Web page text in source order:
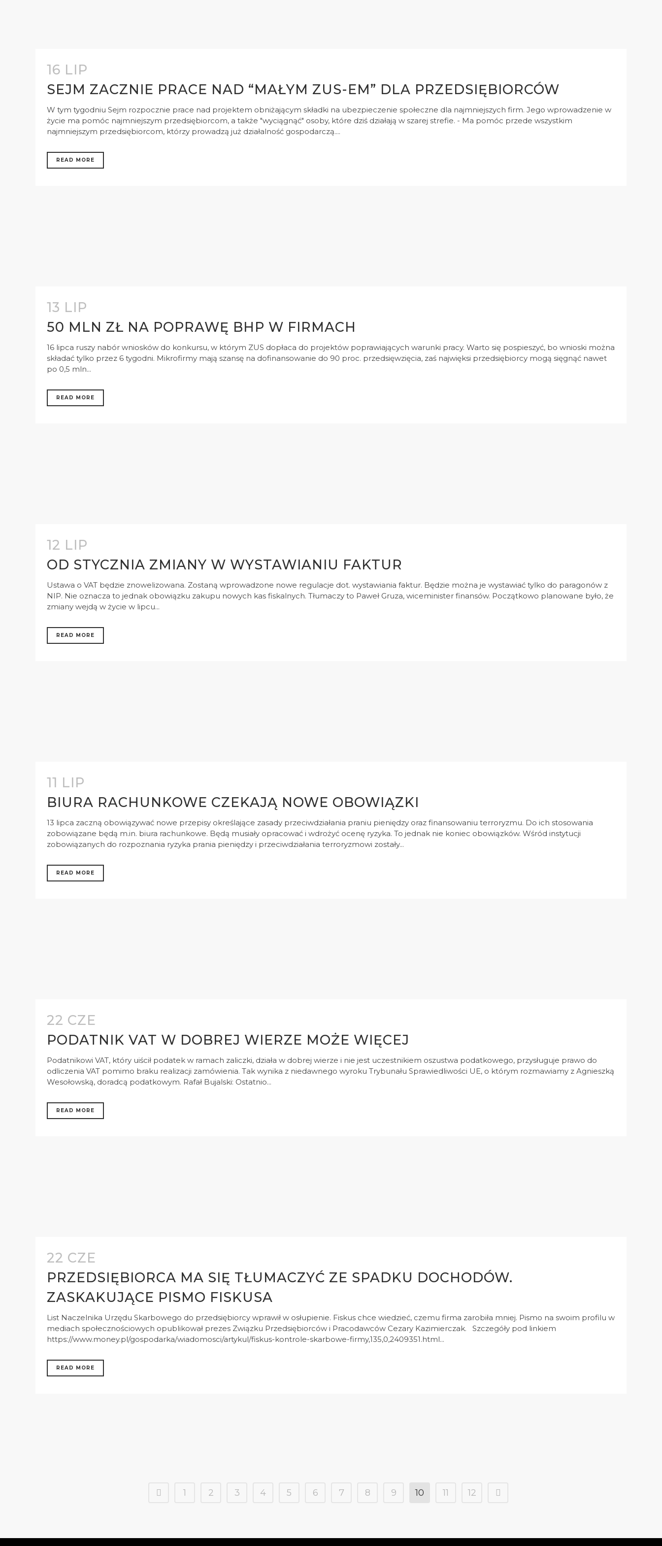
16 LIP
SEJM ZACZNIE PRACE NAD “MAŁYM ZUS-EM” DLA PRZEDSIĘBIORCÓW
W tym tygodniu Sejm rozpocznie prace nad projektem obniżającym składki na ubezpieczenie społeczne dla najmniejszych firm. Jego wprowadzenie w
życie ma pomóc najmniejszym przedsiębiorcom, a także "wyciągnąć" osoby, które dziś działają w szarej strefie. - Ma pomóc przede wszystkim
najmniejszym przedsiębiorcom, którzy prowadzą już działalność gospodarczą....
READ MORE
13 LIP
50 MLN ZŁ NA POPRAWĘ BHP W FIRMACH
16 lipca ruszy nabór wniosków do konkursu, w którym ZUS dopłaca do projektów poprawiających warunki pracy. Warto się pospieszyć, bo wnioski można
składać tylko przez 6 tygodni. Mikrofirmy mają szansę na dofinansowanie do 90 proc. przedsięwzięcia, zaś najwięksi przedsiębiorcy mogą sięgnąć nawet
po 0,5 mln...
READ MORE
12 LIP
OD STYCZNIA ZMIANY W WYSTAWIANIU FAKTUR
Ustawa o VAT będzie znowelizowana. Zostaną wprowadzone nowe regulacje dot. wystawiania faktur. Będzie można je wystawiać tylko do paragonów z
NIP. Nie oznacza to jednak obowiązku zakupu nowych kas fiskalnych. Tłumaczy to Paweł Gruza, wiceminister finansów. Początkowo planowane było, że
zmiany wejdą w życie w lipcu...
READ MORE
11 LIP
BIURA RACHUNKOWE CZEKAJĄ NOWE OBOWIĄZKI
13 lipca zaczną obowiązywać nowe przepisy określające zasady przeciwdziałania praniu pieniędzy oraz finansowaniu terroryzmu. Do ich stosowania
zobowiązane będą m.in. biura rachunkowe. Będą musiały opracować i wdrożyć ocenę ryzyka. To jednak nie koniec obowiązków. Wśród instytucji
zobowiązanych do rozpoznania ryzyka prania pieniędzy i przeciwdziałania terroryzmowi zostały...
READ MORE
22 CZE
PODATNIK VAT W DOBREJ WIERZE MOŻE WIĘCEJ
Podatnikowi VAT, który uiścił podatek w ramach zaliczki, działa w dobrej wierze i nie jest uczestnikiem oszustwa podatkowego, przysługuje prawo do
odliczenia VAT pomimo braku realizacji zamówienia. Tak wynika z niedawnego wyroku Trybunału Sprawiedliwości UE, o którym rozmawiamy z Agnieszką
Wesołowską, doradcą podatkowym. Rafał Bujalski: Ostatnio...
READ MORE
22 CZE
PRZEDSIĘBIORCA MA SIĘ TŁUMACZYĆ ZE SPADKU DOCHODÓW.
ZASKAKUJĄCE PISMO FISKUSA
List Naczelnika Urzędu Skarbowego do przedsiębiorcy wprawił w osłupienie. Fiskus chce wiedzieć, czemu firma zarobiła mniej. Pismo na swoim profilu w
mediach społecznościowych opublikował prezes Związku Przedsiębiorców i Pracodawców Cezary Kazimierczak. Szczegóły pod linkiem
https://www.money.pl/gospodarka/wiadomosci/artykul/fiskus-kontrole-skarbowe-firmy,135,0,2409351.html...
READ MORE
1 2 3 4 5 6 7 8 9 10 11 12